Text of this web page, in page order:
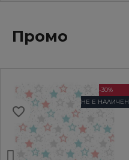
Промо
-30%
НЕ Е НАЛИЧЕН
favorite_border